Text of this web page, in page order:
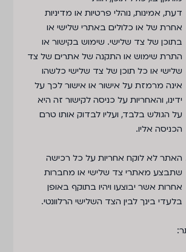
דעת, אמינות, נוהלי פרטיות או מדיניות
אחרת של או כלולים באתרי שלישי או
בתוכן של צד שלישי. שימוש בקישור או
התרת שימוש או התקנה של אתרים של צד
שלישי או כל תוכן של צד שלישי כלשהו
אינה מרמזת על אישור או אישור לכך על
ידינו, והאחריות על כניסה לקישור זה היא
על הגולש בלבד, ועליו לבדוק אותו טרם
הכניסה אליו.
האתר לא לוקח אחריות על כל רכישה
שתבצע מאתרי צד שלישי או מחברות
אחרות אשר יבוצעו ויהיו בתוקף באופן
בלעדי בינך לבין הצד השלישי הרלוונטי.
: